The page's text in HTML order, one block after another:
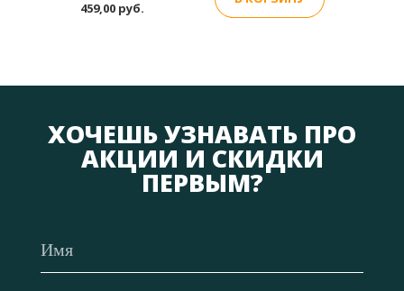
459,00 руб.
ХОЧЕШЬ УЗНАВАТЬ ПРО
АКЦИИ И СКИДКИ
ПЕРВЫМ?